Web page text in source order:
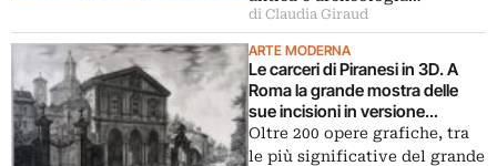
di Claudia Giraud
ARTE MODERNA
Le carceri di Piranesi in 3D. A
Roma la grande mostra delle
sue incisioni in versione
immersiva
Oltre 200 opere grafiche, tra
le più significative del grande